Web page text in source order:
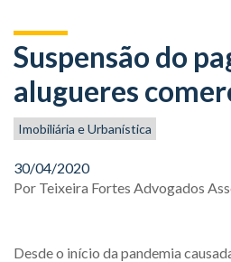
Suspensão do
alugueres
Imobiliária e Urbanística
30/04/2020
Por Teixeira Fortes Advogados
Desde o início da pandemia